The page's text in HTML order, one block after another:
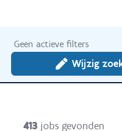
Geen actieve filters
Wijzig
413 jobs gevonden